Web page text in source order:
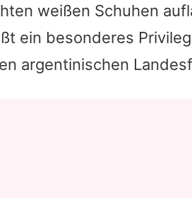
weißen Schuhen
ein besonderes
argentinischen